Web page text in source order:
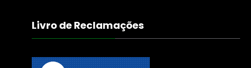
Livro de Reclamações